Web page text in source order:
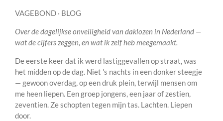
VAGEBOND · BLOG
Over de dagelijkse onveiligheid van daklozen in Nederland —
wat de cijfers zeggen, en wat ik zelf heb meegemaakt.
De eerste keer dat ik werd lastiggevallen op straat, was
het midden op de dag. Niet 's nachts in een donker steegje
— gewoon overdag, op een druk plein, terwijl mensen om
me heen liepen. Een groep jongens, een jaar of zestien,
zeventien. Ze schopten tegen mijn tas. Lachten. Liepen
door.